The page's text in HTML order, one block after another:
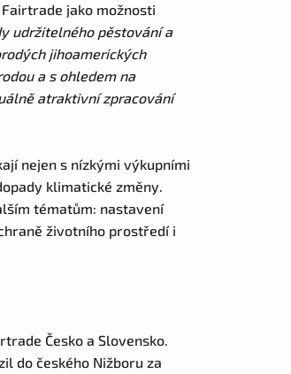
jako možnosti
udržitelného pěstování a
jihoamerických
a s ohledem na
atraktivní zpracování
nejen s nízkými výkupními
klimatické změny.
tématům: nastavení
životního prostředí i
Česko a Slovensko.
do českého Nižboru za